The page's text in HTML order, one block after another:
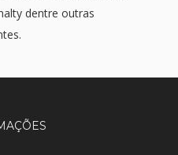
dentre outras